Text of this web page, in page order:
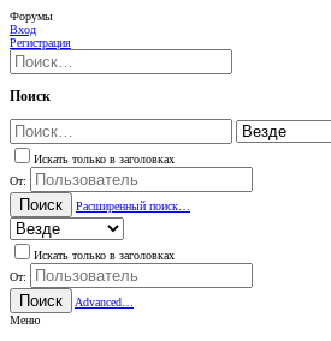
Форумы
Вход
Регистрация
Поиск
Искать только в заголовках
От:
Поиск Расширенный поиск…
Искать только в заголовках
От:
Поиск
Advanced…
Меню